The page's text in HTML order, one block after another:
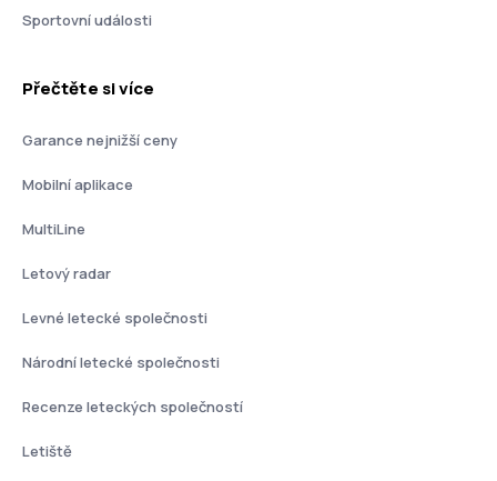
Sportovní události
Přečtěte si více
Garance nejnižší ceny
Mobilní aplikace
MultiLine
Letový radar
Levné letecké společnosti
Národní letecké společnosti
Recenze leteckých společností
Letiště